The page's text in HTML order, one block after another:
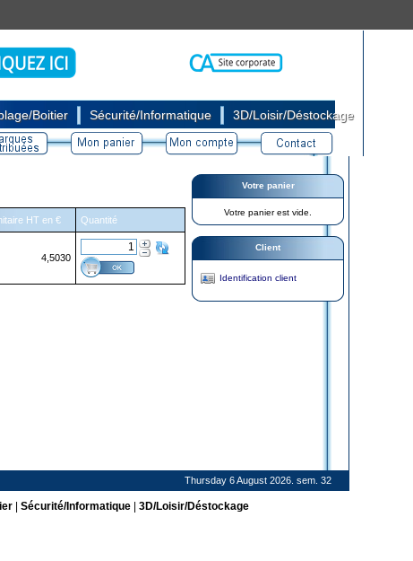
Boitier Sécurité/Informatique 3D/Loisir/Déstockage
HT en € Quantité
4,5030
Votre panier
Votre panier est vide.
Client
Identification client
Thursday 6 August 2026. sem. 32
| Sécurité/Informatique| 3D/Loisir/Déstockage